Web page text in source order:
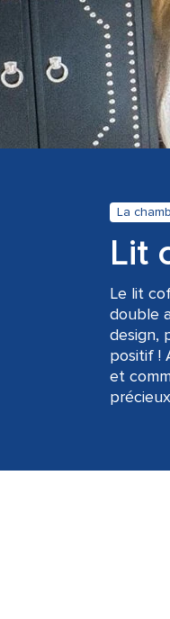
La
Lit
Le lit
double
design,
positif !
et